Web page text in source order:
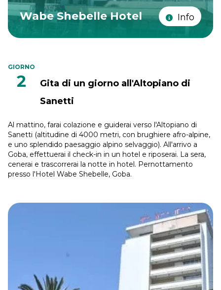
Wabe Shebelle Hotel Info
GIORNO
2
Gita di un giorno all'Altopiano di
Sanetti
Al mattino, farai colazione e guiderai verso l'Altopiano di
Sanetti (altitudine di 4000 metri, con brughiere afro-alpine,
e uno splendido paesaggio alpino selvaggio). All'arrivo a
Goba, effettuerai il check-in in un hotel e riposerai. La sera,
cenerai e trascorrerai la notte in hotel. Pernottamento
presso l'Hotel Wabe Shebelle, Goba.